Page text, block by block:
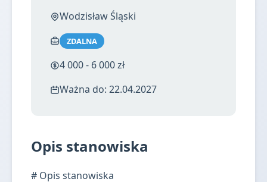
Wodzisław Śląski
ZDALNA
4 000 - 6 000 zł
Ważna do: 22.04.2027
Opis stanowiska
# Opis stanowiska